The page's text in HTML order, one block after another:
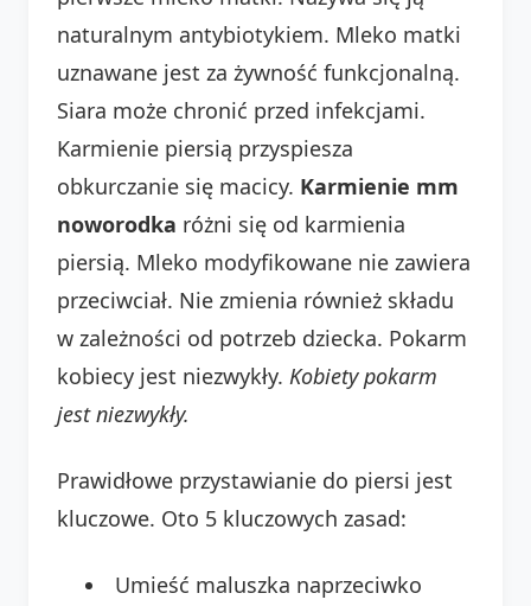
naturalnym antybiotykiem. Mleko matki
uznawane jest za żywność funkcjonalną.
Siara może chronić przed infekcjami.
Karmienie piersią przyspiesza
obkurczanie się macicy. Karmienie mm
noworodka różni się od karmienia
piersią. Mleko modyfikowane nie zawiera
przeciwciał. Nie zmienia również składu
w zależności od potrzeb dziecka. Pokarm
kobiecy jest niezwykły. Kobiety pokarm
jest niezwykły.
Prawidłowe przystawianie do piersi jest
kluczowe. Oto 5 kluczowych zasad:
Umieść maluszka naprzeciwko